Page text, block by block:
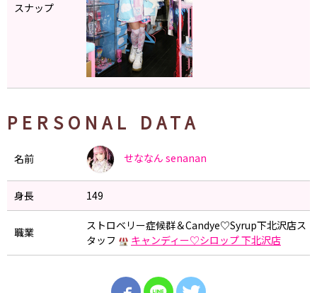
スナップ
PERSONAL DATA
名前 せななん senanan
身長 149
職業
ストロベリー症候群＆Candye♡Syrup下北沢店ス
タッフ
キャンディー♡シロップ 下北沢店